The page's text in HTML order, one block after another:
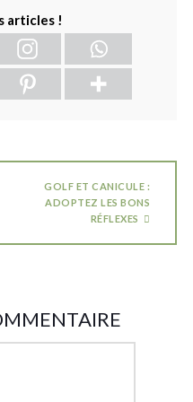
articles !
GOLF ET CANICULE :
ADOPTEZ LES BONS
RÉFLEXES